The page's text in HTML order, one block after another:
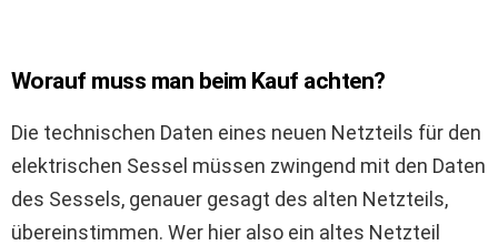
Worauf muss man beim Kauf achten?
Die technischen Daten eines neuen Netzteils für den
elektrischen Sessel müssen zwingend mit den Daten
des Sessels, genauer gesagt des alten Netzteils,
übereinstimmen. Wer hier also ein altes Netzteil